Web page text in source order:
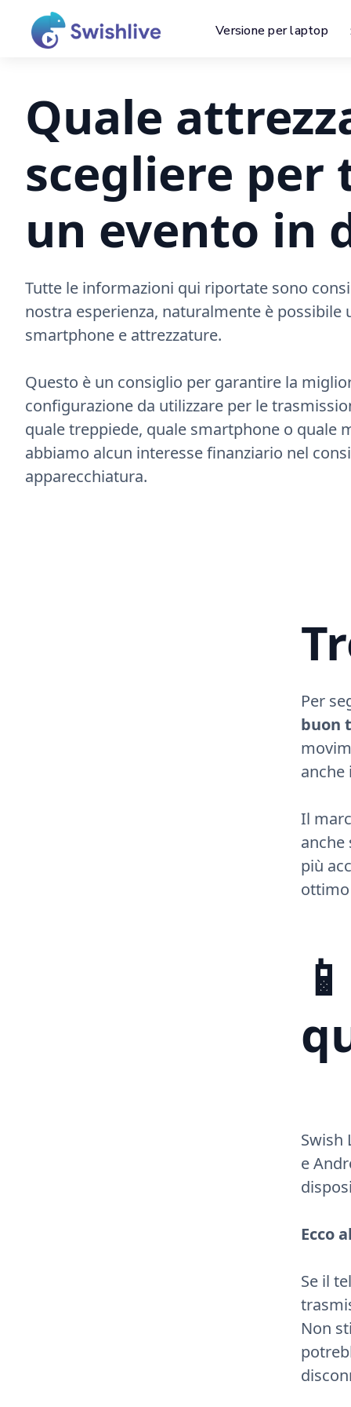
Versione per laptop
Quale
scegliere
un evento in
Tutte le informazioni qui riportate sono
nostra esperienza, naturalmente è possibile
smartphone e attrezzature.
Questo è un consiglio per garantire la
configurazione da utilizzare per le
quale treppiede, quale smartphone o quale
abbiamo alcun interesse finanziario nel
apparecchiatura.
Per
buon
Il
anche
più
Swish
e
Ecco
Se il
Non